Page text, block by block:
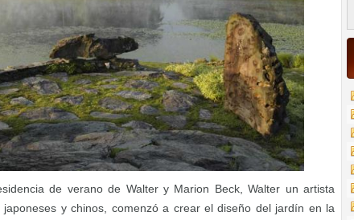
de verano de Walter y Marion Beck, Walter un artista
y chinos, comenzó a crear el diseño del jardín en la